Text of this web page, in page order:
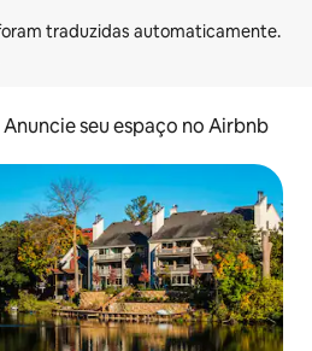
Anuncie seu espaço no Airbnb